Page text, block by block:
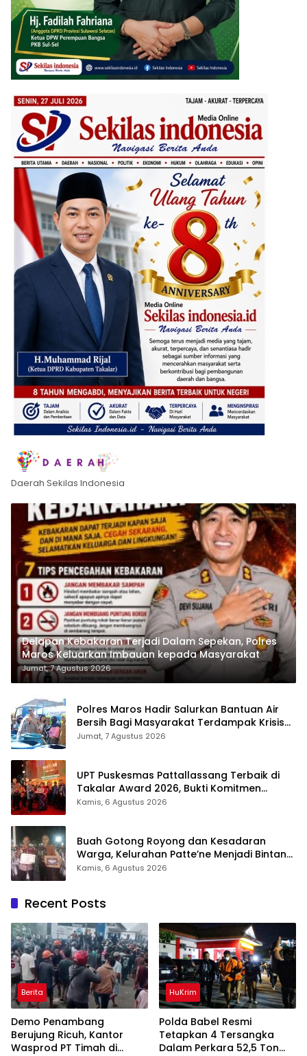
Daerah Sekilas Indonesia
Delapan Kebakaran Terjadi Dalam Sepekan, Polres
Maros Keluarkan Imbauan kepada Masyarakat
Jumat, 7 Agustus 2026
Polres Maros Hadir Salurkan Bantuan Air
Bersih Bagi Masyarakat Terdampak Krisis
Air Bersih Di Maros
Jumat, 7 Agustus 2026
UPT Puskesmas Pattallassang Terbaik di
Takalar Award 2026, Bukti Komitmen
Hadirkan Pelayanan Kesehatan Berkualitas
Kamis, 6 Agustus 2026
Buah Gotong Royong dan Kesadaran
Warga, Kelurahan Patte’ne Menjadi Bintang
Takalar Award 2026
Kamis, 6 Agustus 2026
Recent Posts
Berita
Demo Penambang
Berujung Ricuh, Kantor
Wasprod PT Timah di
HuKrim
Polda Babel Resmi
Tetapkan 4 Tersangka
Dalam Perkara 52,5 Ton